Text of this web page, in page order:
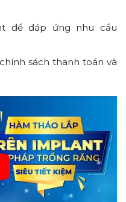
để đáp ứng nhu cầu
sách thanh toán và